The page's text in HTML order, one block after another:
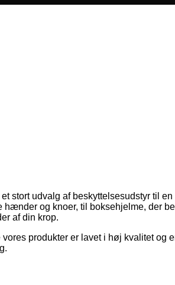
et stort udvalg af beskyttelsesudstyr til
og knoer, til boksehjelme, der
af din krop.
vores produkter er lavet i høj kvalitet og